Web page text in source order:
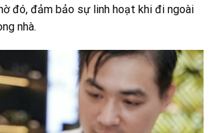
đó, đảm bảo sự linh hoạt khi đi ngoài
nhà.